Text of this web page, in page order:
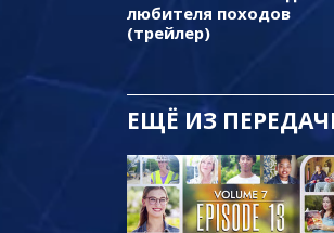
любителя походов
(трейлер)
ЕЩЁ ИЗ